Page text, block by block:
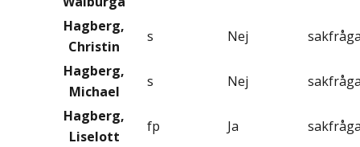
Hagberg,
Christin
s Nej
Hagberg,
Michael
s Nej
Hagberg,
Liselott
fp Ja